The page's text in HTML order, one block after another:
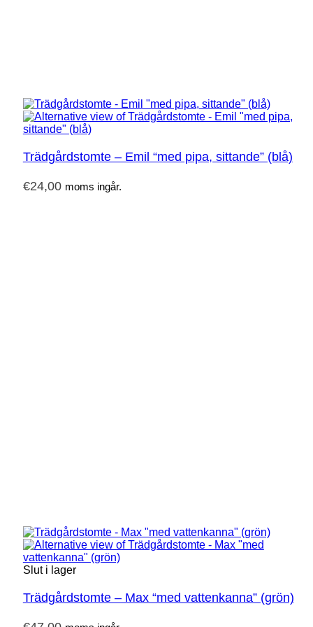
Trädgårdstomte – Emil “med pipa, sittande” (blå)
€24,00 moms ingår.
Slut i lager
Trädgårdstomte – Max “med vattenkanna” (grön)